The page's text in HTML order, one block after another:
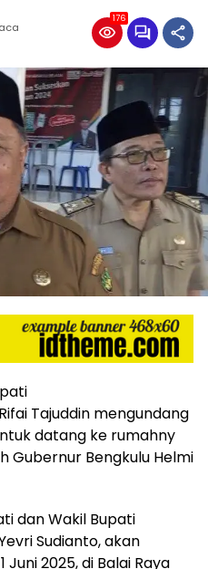
176
Tajuddin mengundang
datang ke rumahny
Gubernur Bengkulu Helmi
dan Wakil Bupati
Sudianto, akan
Juni 2025, di Balai Raya